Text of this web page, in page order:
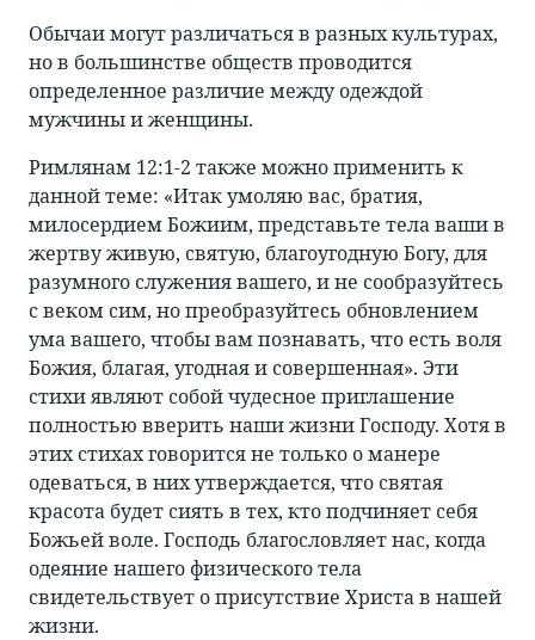
Обычаи могут различаться в разных культурах,
но в большинстве обществ проводится
определенное различие между одеждой
мужчины и женщины.
Римлянам 12:1-2 также можно применить к
данной теме: «Итак умоляю вас, братия,
милосердием Божиим, представьте тела ваши в
жертву живую, святую, благоугодную Богу, для
разумного служения вашего, и не сообразуйтесь
с веком сим, но преобразуйтесь обновлением
ума вашего, чтобы вам познавать, что есть воля
Божия, благая, угодная и совершенная». Эти
стихи являют собой чудесное приглашение
полностью вверить наши жизни Господу. Хотя в
этих стихах говорится не только о манере
одеваться, в них утверждается, что святая
красота будет сиять в тех, кто подчиняет себя
Божьей воле. Господь благословляет нас, когда
одеяние нашего физического тела
свидетельствует о присутствие Христа в нашей
жизни.